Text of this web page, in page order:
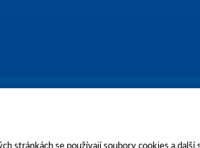
stránky společnosti AGROTEC a. s., se sídlem
Krajským soudem v Brně, oddíl B, vložka
stránkách se používají soubory cookies a